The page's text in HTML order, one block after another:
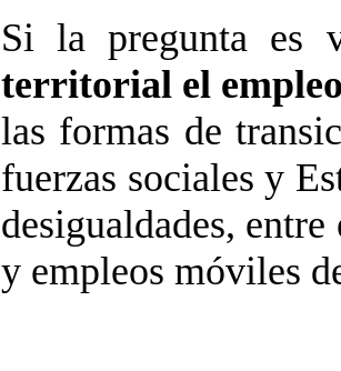
Si la pregunta es
territorial el
las formas de
fuerzas sociales y
desigualdades,
y empleos móviles